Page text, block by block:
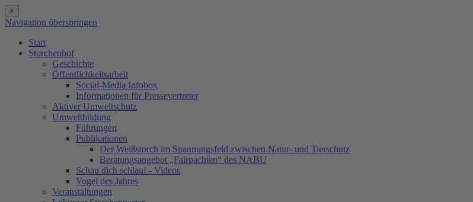
×
Navigation überspringen
Start
Storchenhof
Geschichte
Öffentlichkeitsarbeit
Social-Media Infobox
Informationen für Pressevertreter
Aktiver Umweltschutz
Umweltbildung
Führungen
Publikationen
Der Weißstorch im Spannungsfeld zwischen Natur- und Tierschutz
Beratungsangebot „Fairpachten“ des NABU
Schau dich schlau! - Videos
Vogel des Jahres
Veranstaltungen